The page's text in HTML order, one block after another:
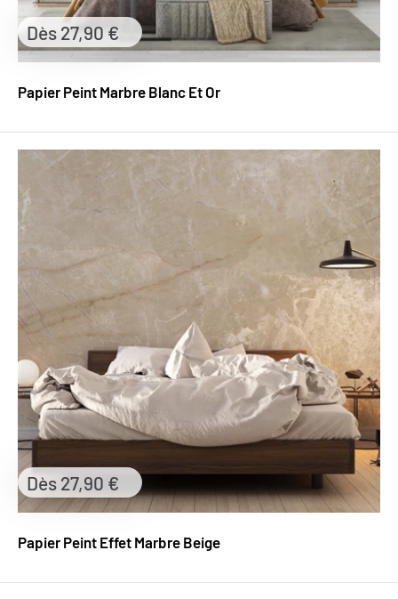
Papier Peint Marbre Blanc Et Or
Prix
réduit
Dès 27,90 €
Papier Peint Effet Marbre Beige
Prix
réduit
Dès 27,90 €